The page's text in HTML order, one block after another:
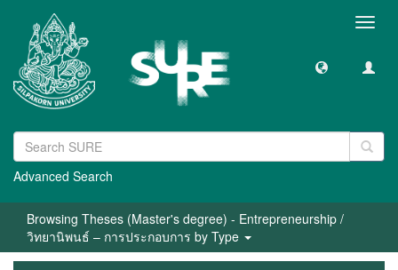
Advanced Search
Browsing Theses (Master's degree) - Entrepreneurship /
วิทยานิพนธ์ – การประกอบการ by Type